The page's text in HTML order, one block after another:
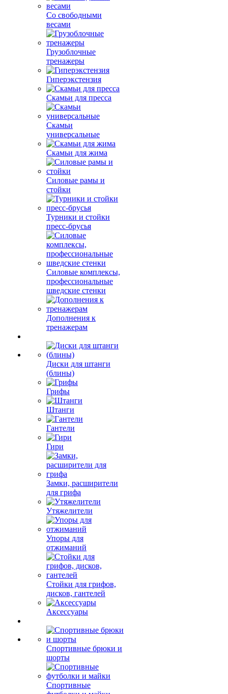
Со свободными
весами
Грузоблочные
тренажеры
Гиперэкстензия
Скамьи для пресса
Скамьи
универсальные
Скамьи для жима
Силовые рамы и
стойки
Турники и стойки
пресс-брусья
Силовые комплексы,
профессиональные
шведские стенки
Дополнения к
тренажерам
Диски для штанги
(блины)
Грифы
Штанги
Гантели
Гири
Замки, расширители
для грифа
Утяжелители
Упоры для
отжиманий
Стойки для грифов,
дисков, гантелей
Аксессуары
Спортивные брюки и
шорты
Спортивные